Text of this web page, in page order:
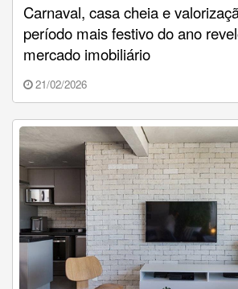
Carnaval, casa cheia e
período mais festivo do ano
mercado imobiliário
21/02/2026